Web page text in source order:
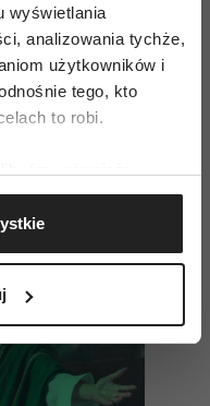
wyświetlania
analizowania tychże,
użytkowników i
tego, kto
to robi.
Twojej lokalizacji
nawet do kilku metrów
aktywnie
palca)
preferencje w
plików cookie możesz